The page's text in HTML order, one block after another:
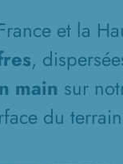
et la
,
main sur
du